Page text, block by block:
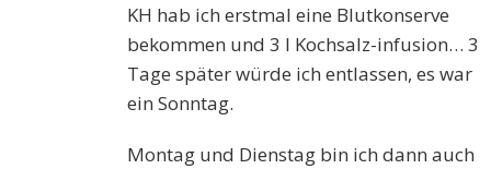
KH hab ich erstmal eine Blutkonserve
bekommen und 3 l Kochsalz-infusion… 3
Tage später würde ich entlassen, es war
ein Sonntag.
Montag und Dienstag bin ich dann auch